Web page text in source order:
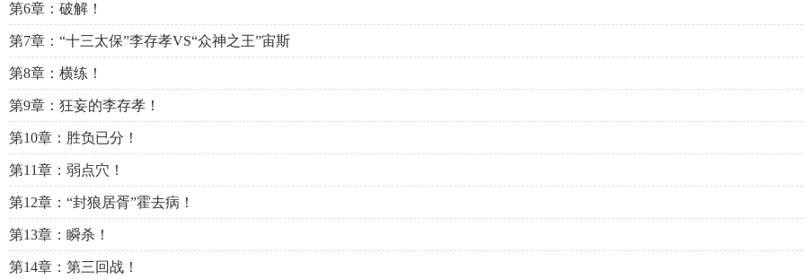
第6章：破解！
第7章：“十三太保”李存孝VS“众神之王”宙斯
第8章：横练！
第9章：狂妄的李存孝！
第10章：胜负已分！
第11章：弱点穴！
第12章：“封狼居胥”霍去病！
第13章：瞬杀！
第14章：第三回战！